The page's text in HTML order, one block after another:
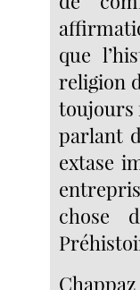
que
religion
toujours
parlant
extase
chose